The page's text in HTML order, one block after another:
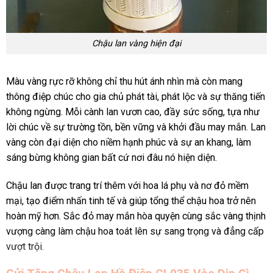
Chậu lan vàng hiện đại
Màu vàng rực rỡ không chỉ thu hút ánh nhìn mà còn mang
thông điệp chúc cho gia chủ phát tài, phát lộc và sự thăng tiến
không ngừng. Mỗi cành lan vươn cao, đầy sức sống, tựa như
lời chúc về sự trường tồn, bền vững và khởi đầu may mắn. Lan
vàng còn đại diện cho niềm hạnh phúc và sự an khang, làm
sáng bừng không gian bất cứ nơi đâu nó hiện diện.
Chậu lan được trang trí thêm với hoa lá phụ và nơ đỏ mềm
mại, tạo điểm nhấn tinh tế và giúp tổng thể chậu hoa trở nên
hoàn mỹ hơn. Sắc đỏ may mắn hòa quyện cùng sắc vàng thịnh
vượng càng làm chậu hoa toát lên sự sang trọng và đẳng cấp
vượt trội.